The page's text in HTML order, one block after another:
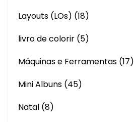
Layouts (LOs) (18)
livro de colorir (5)
Máquinas e Ferramentas (17)
Mini Albuns (45)
Natal (8)